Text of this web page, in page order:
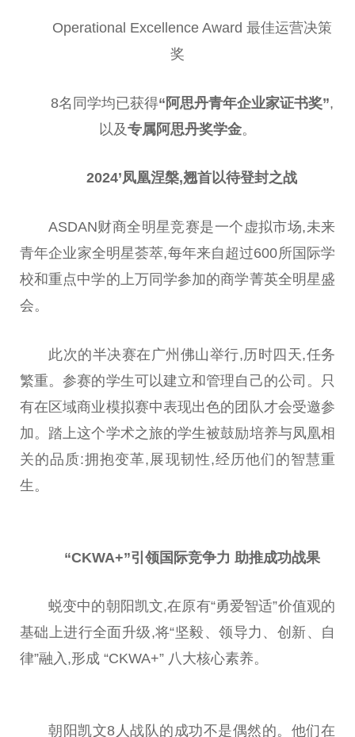
Operational Excellence Award 最佳运营决策
奖
8名同学均已获得“阿思丹青年企业家证书奖”,
以及专属阿思丹奖学金。
2024’凤凰涅槃,翘首以待登封之战
ASDAN财商全明星竞赛是一个虚拟市场,未来
青年企业家全明星荟萃,每年来自超过600所国际学
校和重点中学的上万同学参加的商学菁英全明星盛
会。
此次的半决赛在广州 佛山举行,历时四天,任务
繁重。参赛的学生可以建立和管理自己的公司。只
有在区域商业模拟赛中表现出色的团队才会受邀参
加。踏上这个学术之旅的学生被鼓励培养与凤凰相
关的品质:拥抱变革,展现韧性,经历他们的智慧重
生。
“CKWA+”引领国际竞争力 助推成功战果
蜕变中的朝阳凯文,在原有“勇爱智适”价值观的
基础上进行全面升级,将“坚毅、领导力、创新、自
律”融入,形成 “CKWA+” 八大核心素养。
朝阳凯文8人战队的成功不是偶然的。他们在